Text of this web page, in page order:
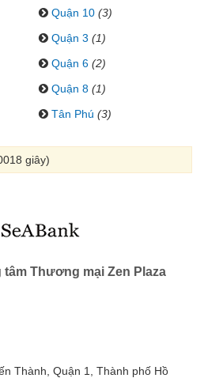
Quận 10 (3)
Quận 3 (1)
Quận 6 (2)
Quận 8 (1)
Tân Phú (3)
giây)
tâm Thương mại Zen Plaza
Thành, Quận 1, Thành phố Hồ